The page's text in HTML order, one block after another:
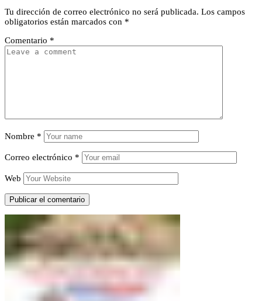
Tu dirección de correo electrónico no será publicada. Los campos
obligatorios están marcados con *
Comentario *
Nombre *
Correo electrónico *
Web